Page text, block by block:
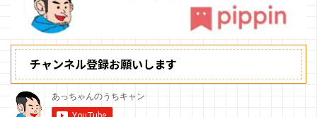
チャンネル登録お願いします